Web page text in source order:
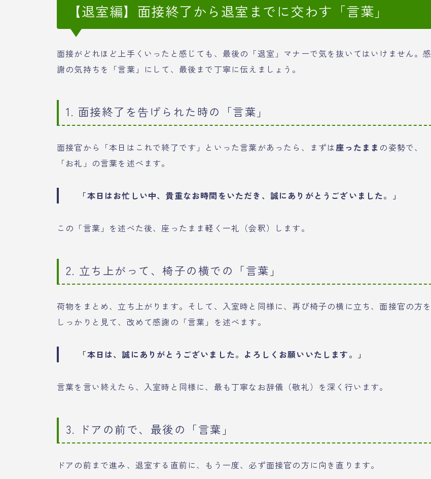
【退室編】面接終了から退室までに交わす「言葉」
面接がどれほど上手くいったと感じても、最後の「退室」マナーで気を抜いてはいけません。感
謝の気持ちを「言葉」にして、最後まで丁寧に伝えましょう。
1. 面接終了を告げられた時の「言葉」
面接官から「本日はこれで終了です」といった言葉があったら、まずは座ったまま の姿勢で、
「お礼」の言葉を述べます。
「本日はお忙しい中、貴重なお時間をいただき、誠にありがとうございました。」
この「言葉」を述べた後、座ったまま軽く一礼（会釈）します。
2. 立ち上がって、椅子の横での「言葉」
荷物をまとめ、立ち上がります。そして、入室時と同様に、再び椅子の横に立ち、面接官の方を
しっかりと見て、改めて感謝の「言葉」を述べます。
「本日は、誠にありがとうございました。よろしくお願いいたします。」
言葉を言い終えたら、入室時と同様に、最も丁寧なお辞儀（敬礼）を深く行います。
3. ドアの前で、最後の「言葉」
ドアの前まで進み、退室する直前に、もう一度、必ず面接官の方に向き直ります。